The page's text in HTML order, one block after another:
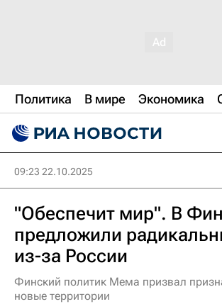
Политика В мире Экономика
09:23 22.10.2025
"Обеспечит мир". В
предложили
из-за России
Финский политик Мема призвал
новые территории